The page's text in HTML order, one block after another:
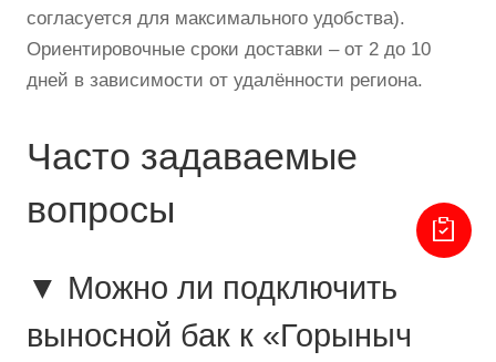
согласуется для максимального удобства).
Ориентировочные сроки доставки – от 2 до 10
дней в зависимости от удалённости региона.
Часто задаваемые
вопросы
▼ Можно ли подключить
выносной бак к «Горыныч